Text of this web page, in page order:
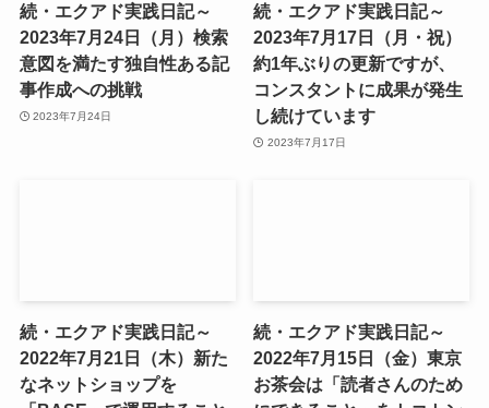
続・エクアド実践日記～
2023年7月24日（月）検索
意図を満たす独自性ある記
事作成への挑戦
2023年7月24日
続・エクアド実践日記～
2023年7月17日（月・祝）
約1年ぶりの更新ですが、
コンスタントに成果が発生
し続けています
2023年7月17日
続・エクアド実践日記～
2022年7月21日（木）新た
なネットショップを
続・エクアド実践日記～
2022年7月15日（金）東京
お茶会は「読者さんのため